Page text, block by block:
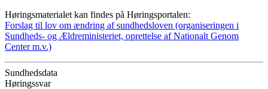
Høringsmaterialet kan findes på Høringsportalen:
Forslag til lov om ændring af sundhedsloven (organiseringen i
Sundheds- og Ældreministeriet, oprettelse af Nationalt Genom
Center m.v.)
Sundhedsdata
Høringssvar